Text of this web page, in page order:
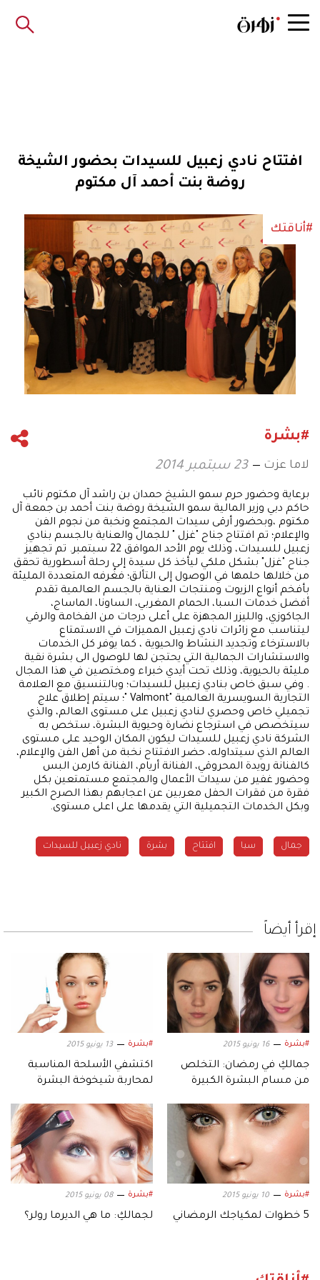
افتتاح نادي زعبيل للسيدات بحضور الشيخة
روضة بنت أحمد آل مكتوم
#أناقتك
#بشرة
لاما عزت 23 سبتمبر 2014
برعاية وحضور حرم سمو الشيخ حمدان بن راشد آل مكتوم نائب
حاكم دبي وزير المالية سمو الشيخة روضة بنت أحمد بن جمعة آل
مكتوم ،وبحضور أرقى سيدات المجتمع ونخبة من نجوم الفن
والإعلام؛ تم افتتاح جناح "غزل " للجمال والعناية بالجسم بنادي
زعبيل للسيدات، وذلك يوم الأحد الموافق 22 سبتمبر. تم تجهيز
جناح "غزل" بشكل ملكي ليأخذ كل سيدة إلى رحلة أسطورية تحقق
من خلالها حلمها في الوصول إلى التألق؛ فغُرفه المتعددة المليئة
بأفخم أنواع الزيوت ومنتجات العناية بالجسم العالمية تقدم
أفضل خدمات السبا، الحمام المغربي، الساونا، الماساج،
الجاكوزي، والليزر المجهزة على أعلى درجات من الفخامة والرقي
ليتناسب مع زائرات نادي زعبيل المميزات في الاستمتاع
بالاسترخاء وتجديد النشاط والحيوية ، كما يوفر كل الخدمات
والاستشارات الجمالية التي يحتجن لها للوصول الى بشرة نقية
مليئة بالحيوية، وذلك تحت أيدي خبراء ومختصين في هذا المجال
. وفي سبق خاص بنادي زعبيل للسيدات؛ وبالتنسيق مع العلامة
التجارية السويسرية العالمية "Valmont "؛ سيتم إطلاق علاج
تجميلي خاص وحصري لنادي زعبيل على مستوى العالم، والذي
سيتخصص في استرجاع نضارة وحيوية البشرة، ستخص به
الشركة نادي زعبيل للسيدات ليكون المكان الوحيد على مستوى
العالم الذي سيتداوله، حضر الافتتاح نخبة من أهل الفن والإعلام،
كالفنانة رويدة المحروقي، الفنانة أريام، الفنانة كارمن البس
وحضور غفير من سيدات الأعمال والمجتمع مستمتعين بكل
فقرة من فقرات الحفل معربين عن اعجابهم بهذا الصرح الكبير
وبكل الخدمات التجميلية التي يقدمها على اعلى مستوى.
جمال سبا افتتاح بشرة نادي زعبيل للسيدات
إقرأ أيضاً
#بشرة 16 يونيو 2015
جمالكِ في رمضان: التخلص
من مسام البشرة الكبيرة
#بشرة 13 يونيو 2015
اكتشفي الأسلحة المناسبة
لمحاربة شيخوخة البشرة
#بشرة 10 يونيو 2015
5 خطوات لمكياجك الرمضاني
#بشرة 08 يونيو 2015
لجمالكِ: ما هي الديرما رولر؟